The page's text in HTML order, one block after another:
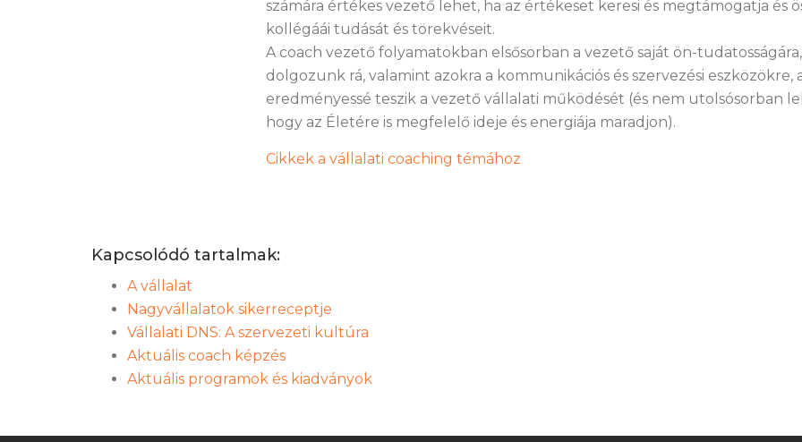
számára értékes vezető lehet, ha az értékeset keresi és megtámogatja és
kollégáái tudását és törekvéseit.
A coach vezető folyamatokban elsősorban a vezető saját ön-
dolgozunk rá, valamint azokra a kommunikációs és szervezési eszközökre,
eredményessé teszik a vezető vállalati működését (és nem utolsósorban
hogy az Életére is megfelelő ideje és energiája maradjon).
Cikkek a vállalati coaching témához
Kapcsolódó tartalmak:
A vállalat
Nagyvállalatok sikerreceptje
Vállalati DNS: A szervezeti kultúra
Aktuális coach képzés
Aktuális programok és kiadványok